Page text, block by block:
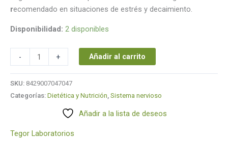
recomendado en situaciones de estrés y decaimiento.
Disponibilidad: 2 disponibles
- + Añadir al carrito
SKU: 8429007047047
Categorías: Dietética y Nutrición Sistema nervioso
Añadir a la lista de deseos
Tegor Laboratorios